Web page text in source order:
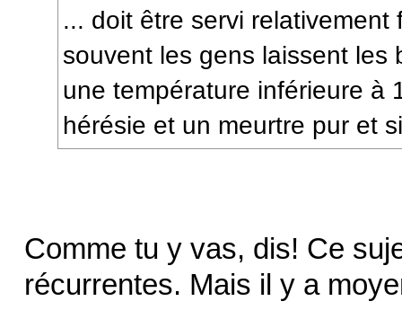
... doit être servi relativement
souvent les gens laissent les
une température inférieure à
hérésie et un meurtre pur et
Comme tu y vas, dis! Ce
récurrentes. Mais il y a